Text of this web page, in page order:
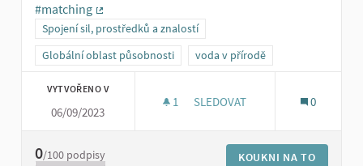
#matching
(Externí odkaz)
Spojení sil, prostředků a znalostí
Globální oblast působnosti
voda v přírodě
VYTVOŘENO V
06/09/2023
1 1 SLEDUJÍCÍ
SLEDOVAT 0
0/100 podpisy KOUKNI NA TO